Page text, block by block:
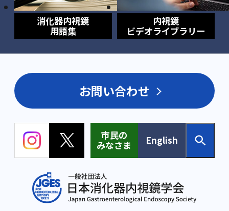
消化器内視鏡
用語集
内視鏡
ビデオライブラリー
お問い合わせ
市民の
みなさま
English